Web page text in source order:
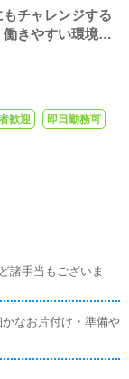
チャレンジする
きやすい環境で
！！アルバイト
円～可能！！』
す♬
歓迎
即日勤務可
諸手当もございま
なお片付け・準備や